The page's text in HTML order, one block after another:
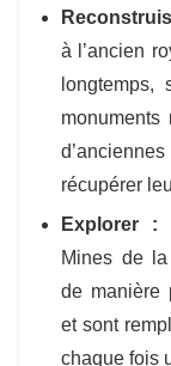
à l’ancien
longtemps,
monuments
récupérer
Explorer :
Mines de
de manière
et sont
chaque fois